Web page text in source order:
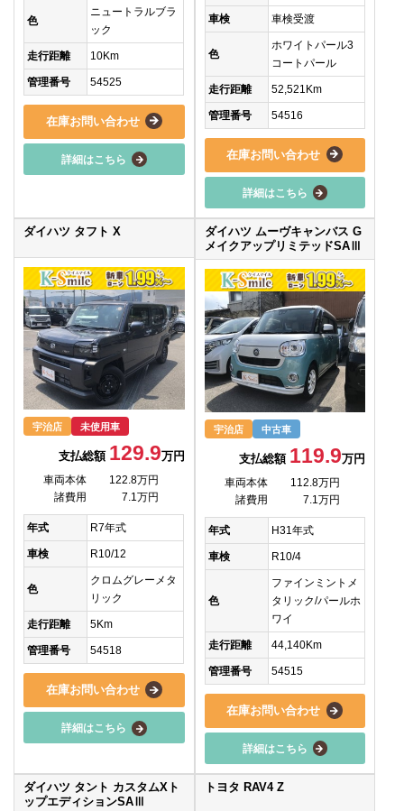
色
ニュートラルブラ
ック
走行距離 10Km
管理番号 54525
在庫お問い合わせ
詳細はこちら
車検 車検受渡
色
ホワイトパール3
コートパール
走行距離 52,521Km
管理番号 54516
在庫お問い合わせ
詳細はこちら
ダイハツ タフト X
宇治店 未使用車
支払総額 129.9万円
車両本体
122.8万円
諸費用
7.1万円
年式 R7年式
車検 R10/12
色
クロムグレーメタ
リック
走行距離 5Km
管理番号 54518
在庫お問い合わせ
詳細はこちら
ダイハツ ムーヴキャンバス G
メイクアップリミテッドSAⅢ
宇治店 中古車
支払総額 119.9万円
車両本体
112.8万円
諸費用
7.1万円
年式 H31年式
車検 R10/4
色
ファインミントメ
タリック/パールホ
ワイ
走行距離 44,140Km
管理番号 54515
在庫お問い合わせ
詳細はこちら
ダイハツ タント カスタムXト
ップエディションSAⅢ
トヨタ RAV4 Z